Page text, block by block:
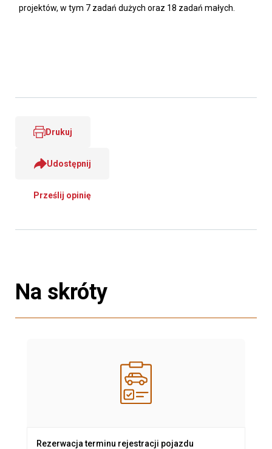
projektów, w tym 7 zadań dużych oraz 18 zadań małych.
Drukuj
Udostępnij
Prześlij opinię
Na skróty
Rezerwacja terminu rejestracji pojazdu